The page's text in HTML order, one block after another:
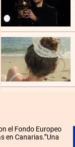
el Fondo Europeo
en Canarias.”Una